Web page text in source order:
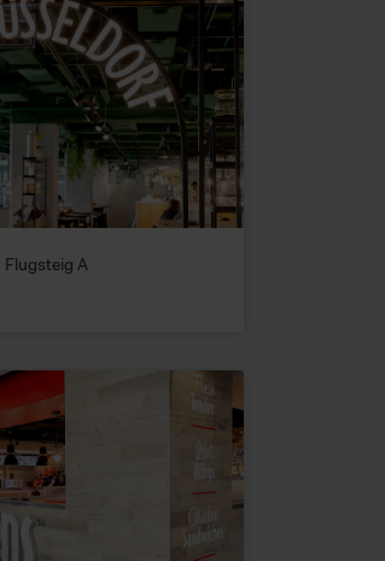
Flugsteig A